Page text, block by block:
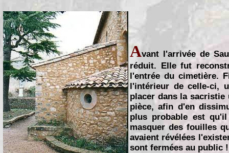
Avant l'arrivée de
réduit. Elle fut
l'entrée du cimetière.
l'intérieur de celle-ci,
placer dans la
pièce, afin d'en
plus probable est
masquer des fouilles
avaient révélées
sont fermées au public !